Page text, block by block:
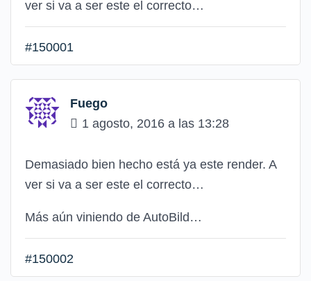
ver si va a ser este el correcto…
#150001
Fuego
1 agosto, 2016 a las 13:28
Demasiado bien hecho está ya este render. A
ver si va a ser este el correcto…
Más aún viniendo de AutoBild…
#150002